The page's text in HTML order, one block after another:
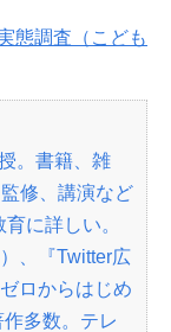
態調査（こども
。書籍、雑
修、講演など
に詳しい。
、『Twitter広
ロからはじめ
多数。テレ